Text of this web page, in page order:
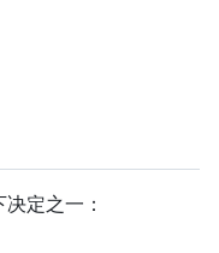
定之一：